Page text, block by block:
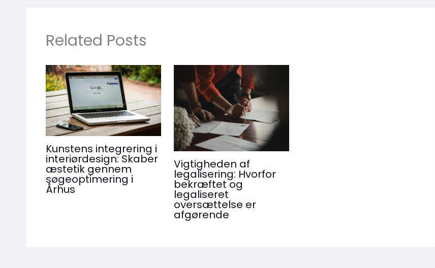
Related Posts
Kunstens integrering i
interiørdesign: Skaber
æstetik gennem
søgeoptimering i
Århus
Vigtigheden af
legalisering: Hvorfor
bekræftet og
legaliseret
oversættelse er
afgørende